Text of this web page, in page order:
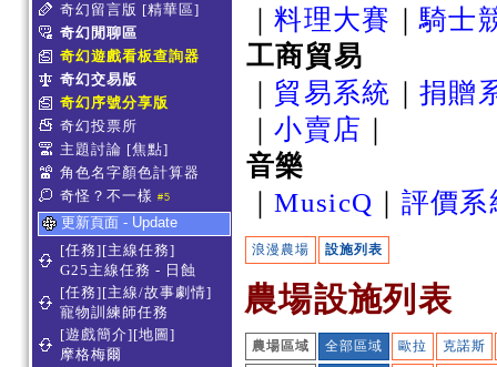
奇幻留言版 [精華區]
奇幻閒聊區
奇幻遊戲看板查詢器
奇幻交易版
奇幻序號分享版
奇幻投票所
主題討論 [焦點]
角色名字顏色計算器
奇怪？不一樣 #5
更新頁面 - Update
[任務][主線任務]
G25主線任務 - 日蝕
[任務][主線/故事劇情]
寵物訓練師任務
[遊戲簡介][地圖]
摩格梅爾
｜料理大賽 ｜騎士
工商貿易
貿易系統 ｜捐贈
｜小賣店
音樂
｜MusicQ 評價系
浪漫農場 設施列表
農場設施列表
農場區域 全部區域 歐拉
克諾斯